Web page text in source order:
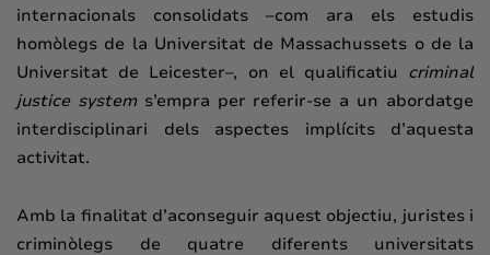
internacionals consolidats –com ara els estudis
homòlegs de la Universitat de Massachussets o de la
Universitat de Leicester–, on el qualificatiu criminal
justice systems’empra per referir-se a un abordatge
interdisciplinari dels aspectes implícits d’aquesta
activitat.
Amb la finalitat d’aconseguir aquest objectiu, juristes i
criminòlegs de quatre diferents universitats